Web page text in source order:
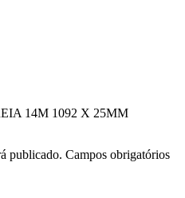
14M 1092 X 25MM
publicado. Campos obrigatórios